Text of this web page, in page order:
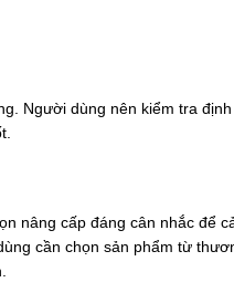
Người dùng nên kiểm tra
nâng cấp đáng cân nhắc để
cần chọn sản phẩm từ